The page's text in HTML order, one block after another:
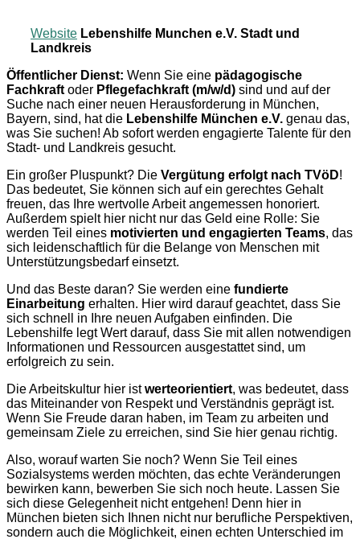
Website Lebenshilfe Munchen e.V. Stadt und
Landkreis
Öffentlicher Dienst: Wenn Sie eine pädagogische
Fachkraft oder Pflegefachkraft (m/w/d) sind und auf der
Suche nach einer neuen Herausforderung in München,
Bayern, sind, hat die Lebenshilfe München e.V. genau das,
was Sie suchen! Ab sofort werden engagierte Talente für den
Stadt- und Landkreis gesucht.
Ein großer Pluspunkt? Die Vergütung erfolgt nach TVöD!
Das bedeutet, Sie können sich auf ein gerechtes Gehalt
freuen, das Ihre wertvolle Arbeit angemessen honoriert.
Außerdem spielt hier nicht nur das Geld eine Rolle: Sie
werden Teil eines motivierten und engagierten Teams, das
sich leidenschaftlich für die Belange von Menschen mit
Unterstützungsbedarf einsetzt.
Und das Beste daran? Sie werden eine fundierte
Einarbeitung erhalten. Hier wird darauf geachtet, dass Sie
sich schnell in Ihre neuen Aufgaben einfinden. Die
Lebenshilfe legt Wert darauf, dass Sie mit allen notwendigen
Informationen und Ressourcen ausgestattet sind, um
erfolgreich zu sein.
Die Arbeitskultur hier istwerteorientiert, was bedeutet, dass
das Miteinander von Respekt und Verständnis geprägt ist.
Wenn Sie Freude daran haben, im Team zu arbeiten und
gemeinsam Ziele zu erreichen, sind Sie hier genau richtig.
Also, worauf warten Sie noch? Wenn Sie Teil eines
Sozialsystems werden möchten, das echte Veränderungen
bewirken kann, bewerben Sie sich noch heute. Lassen Sie
sich diese Gelegenheit nicht entgehen! Denn hier in
München bieten sich Ihnen nicht nur berufliche Perspektiven,
sondern auch die Möglichkeit, einen echten Unterschied im